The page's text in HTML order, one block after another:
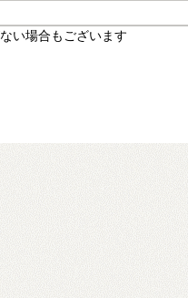
い場合もございます